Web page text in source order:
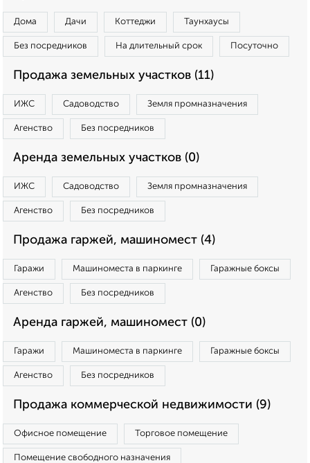
Дома Дачи Коттеджи Таунхаусы
Без посредников На длительный срок Посуточно
Продажа земельных участков (11)
ИЖС Садоводство Земля промназначения
Агенство Без посредников
Аренда земельных участков (0)
ИЖС Садоводство Земля промназначения
Агенство Без посредников
Продажа гаржей, машиномест (4)
Гаражи Машиноместа в паркинге Гаражные боксы
Агенство Без посредников
Аренда гаржей, машиномест (0)
Гаражи Машиноместа в паркинге Гаражные боксы
Агенство Без посредников
Продажа коммерческой недвижимости (9)
Офисное помещение Торговое помещение
Помещение свободного назначения